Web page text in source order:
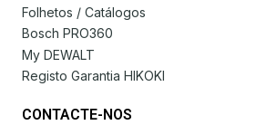
Folhetos / Catálogos
Bosch PRO360
My DEWALT
Registo Garantia HIKOKI
CONTACTE-NOS